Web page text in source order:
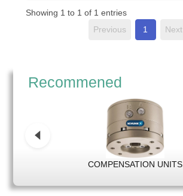
Showing 1 to 1 of 1 entries
Previous
1 Next
Recommened
COMPENSATION UNITS